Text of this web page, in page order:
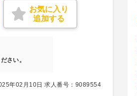
お気に入り
追加する
さい。
年02月10日 求人番号：9089554